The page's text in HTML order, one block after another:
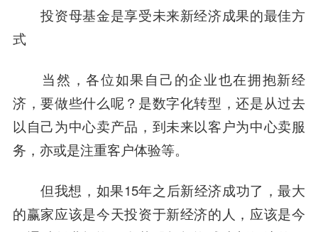
投资母基金是享受未来新经济成果的最佳方
式
当然，各位如果自己的企业也在拥抱新经
济，要做些什么呢？是数字化转型，还是从过去
以自己为中心卖产品，到未来以客户为中心卖服
务，亦或是注重客户体验等。
但我想，如果15年之后新经济成功了，最大
的赢家应该是今天投资于新经济的人，应该是今